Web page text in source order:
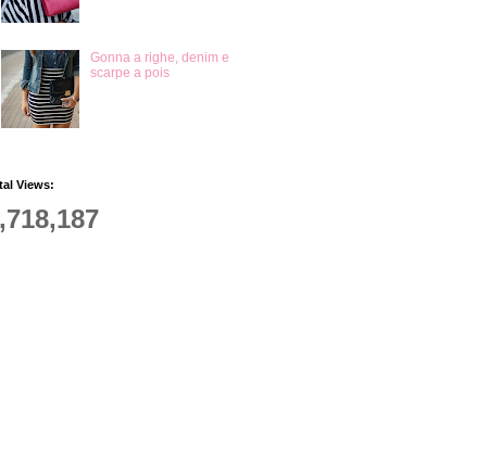
Gonna a righe, denim e
scarpe a pois
Views: